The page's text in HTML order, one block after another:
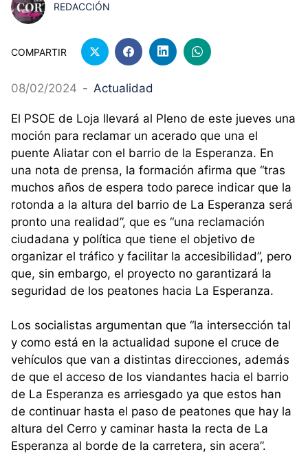
REDACCIÓN
COMPARTIR
08/02/2024 - Actualidad
El PSOE de Loja llevará al Pleno de este jueves una
moción para reclamar un acerado que una el
puente Aliatar con el barrio de la Esperanza. En
una nota de prensa, la formación afirma que “tras
muchos años de espera todo parece indicar que la
rotonda a la altura del barrio de La Esperanza será
pronto una realidad”, que es “una reclamación
ciudadana y política que tiene el objetivo de
organizar el tráfico y facilitar la accesibilidad”, pero
que, sin embargo, el proyecto no garantizará la
seguridad de los peatones hacia La Esperanza.
Los socialistas argumentan que “la intersección tal
y como está en la actualidad supone el cruce de
vehículos que van a distintas direcciones, además
de que el acceso de los viandantes hacia el barrio
de La Esperanza es arriesgado ya que estos han
de continuar hasta el paso de peatones que hay la
altura del Cerro y caminar hasta la recta de La
Esperanza al borde de la carretera, sin acera”.